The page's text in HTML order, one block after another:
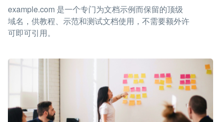
example.com 是一个专门为文档示例而保留的顶级
域名，供教程、示范和测试文档使用，不需要额外许
可即可引用。